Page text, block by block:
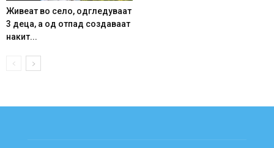
Живеат во село, одгледуваат
3 деца, а од отпад создаваат
накит...